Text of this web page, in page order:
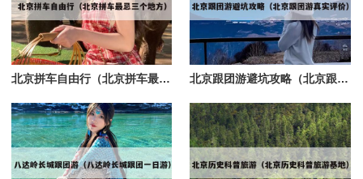
北京拼车自由行（北京拼车最忌三个地方） 北京跟团游避坑攻略（北京跟团游真实评价）